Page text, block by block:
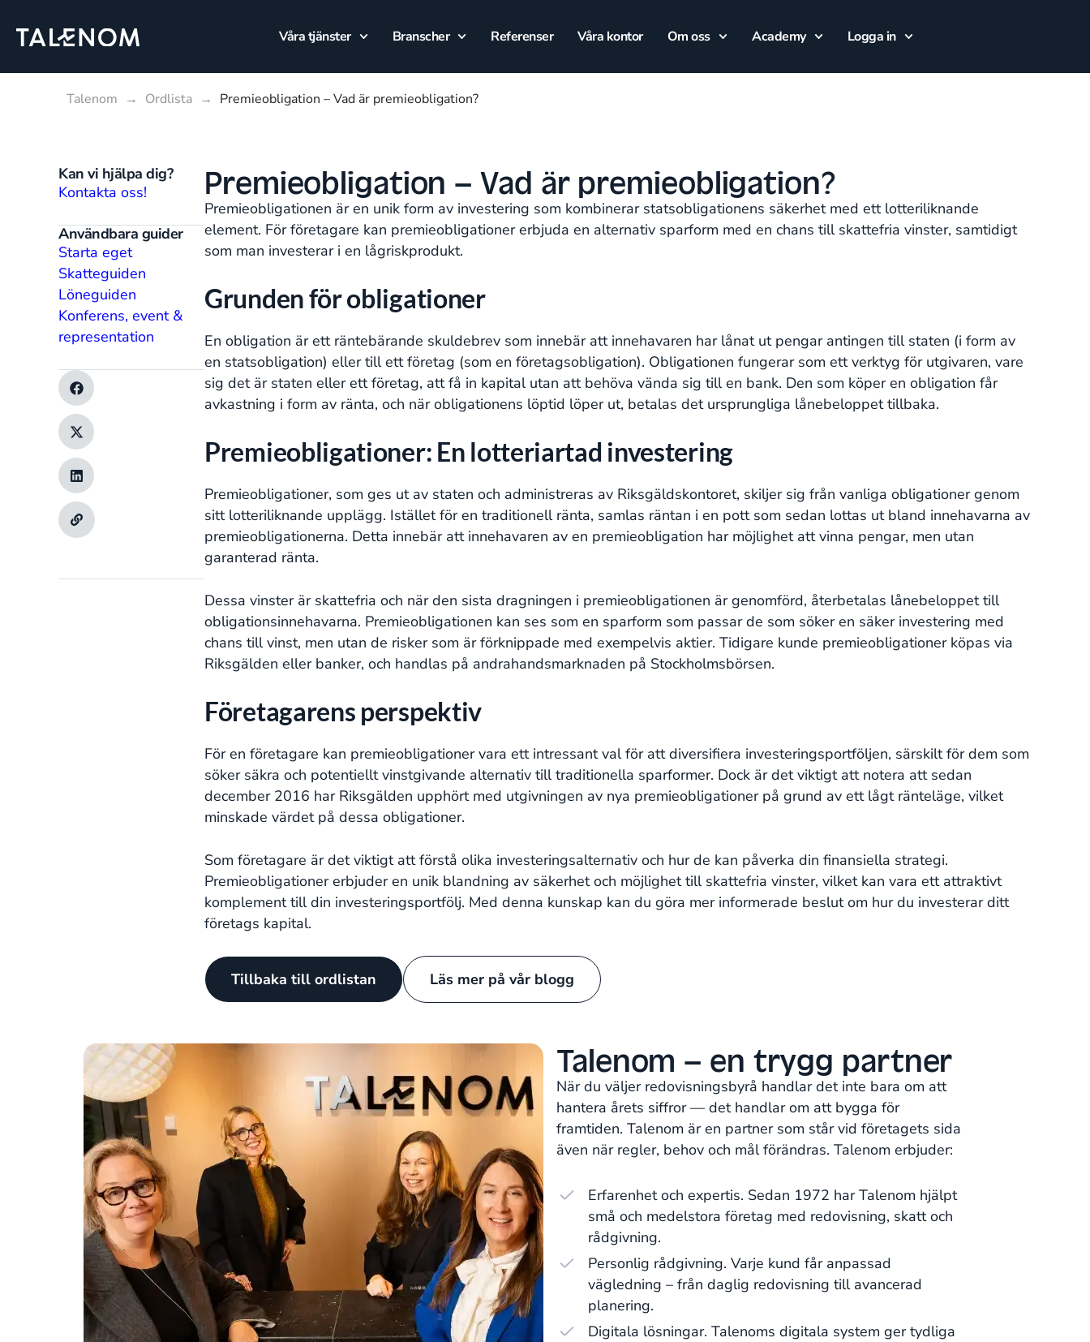
Våra tjänster Branscher Referenser Våra kontor Om oss Academy Logga in
Talenom → Ordlista → Premieobligation – Vad är premieobligation?
Kan vi hjälpa dig?
Kontakta oss!
Användbara guider
Starta eget
Skatteguiden
Löneguiden
Konferens, event &
representation
Premieobligation – Vad är premieobligation?
Premieobligationen är en unik form av investering som kombinerar statsobligationens säkerhet med ett lotteriliknande
element. För företagare kan premieobligationer erbjuda en alternativ sparform med en chans till skattefria vinster, samtidigt
som man investerar i en lågriskprodukt.
Grunden för obligationer
En obligation är ett räntebärande skuldebrev som innebär att innehavaren har lånat ut pengar antingen till staten (i form av
en statsobligation) eller till ett företag (som en företagsobligation). Obligationen fungerar som ett verktyg för utgivaren, vare
sig det är staten eller ett företag, att få in kapital utan att behöva vända sig till en bank. Den som köper en obligation får
avkastning i form av ränta, och när obligationens löptid löper ut, betalas det ursprungliga lånebeloppet tillbaka.
Premieobligationer: En lotteriartad investering
Premieobligationer, som ges ut av staten och administreras av Riksgäldskontoret, skiljer sig från vanliga obligationer genom
sitt lotteriliknande upplägg. Istället för en traditionell ränta, samlas räntan i en pott som sedan lottas ut bland innehavarna av
premieobligationerna. Detta innebär att innehavaren av en premieobligation har möjlighet att vinna pengar, men utan
garanterad ränta.
Dessa vinster är skattefria och när den sista dragningen i premieobligationen är genomförd, återbetalas lånebeloppet till
obligationsinnehavarna. Premieobligationen kan ses som en sparform som passar de som söker en säker investering med
chans till vinst, men utan de risker som är förknippade med exempelvis aktier. Tidigare kunde premieobligationer köpas via
Riksgälden eller banker, och handlas på andrahandsmarknaden på Stockholmsbörsen.
Företagarens perspektiv
För en företagare kan premieobligationer vara ett intressant val för att diversifiera investeringsportföljen, särskilt för dem som
söker säkra och potentiellt vinstgivande alternativ till traditionella sparformer. Dock är det viktigt att notera att sedan
december 2016 har Riksgälden upphört med utgivningen av nya premieobligationer på grund av ett lågt ränteläge, vilket
minskade värdet på dessa obligationer.
Som företagare är det viktigt att förstå olika investeringsalternativ och hur de kan påverka din finansiella strategi.
Premieobligationer erbjuder en unik blandning av säkerhet och möjlighet till skattefria vinster, vilket kan vara ett attraktivt
komplement till din investeringsportfölj. Med denna kunskap kan du göra mer informerade beslut om hur du investerar ditt
företags kapital.
Tillbaka till ordlistan Läs mer på vår blogg
Talenom – en trygg partner
När du väljer redovisningsbyrå handlar det inte bara om att
hantera årets siffror — det handlar om att bygga för
framtiden. Talenom är en partner som står vid företagets sida
även när regler, behov och mål förändras. Talenom erbjuder:
Erfarenhet och expertis. Sedan 1972 har Talenom hjälpt
små och medelstora företag med redovisning, skatt och
rådgivning.
Personlig rådgivning. Varje kund får anpassad
vägledning – från daglig redovisning till avancerad
planering.
Digitala lösningar. Talenoms digitala system ger tydliga